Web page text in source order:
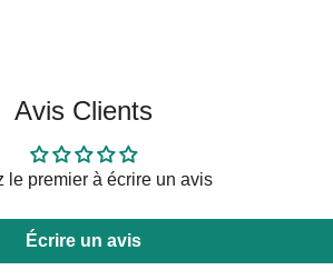
Avis Clients
le premier à écrire un avis
Écrire un avis